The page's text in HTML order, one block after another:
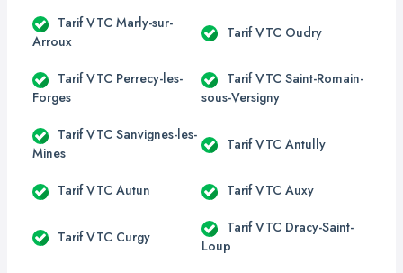
Tarif VTC Marly-sur-
Arroux
Tarif VTC Oudry
Tarif VTC Perrecy-les-
Forges
Tarif VTC Saint-Romain-
sous-Versigny
Tarif VTC Sanvignes-les-
Mines
Tarif VTC Antully
Tarif VTC Autun Tarif VTC Auxy
Tarif VTC Curgy
Tarif VTC Dracy-Saint-
Loup